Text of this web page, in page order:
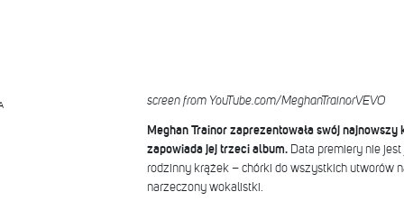
screen from YouTube.com/MeghanTrainorVEVO
Meghan Trainor zaprezentowała swój najnowszy
zapowiada jej trzeci album.Data premiery nie jest
rodzinny krążek – chórki do wszystkich utworów
narzeczony wokalistki.